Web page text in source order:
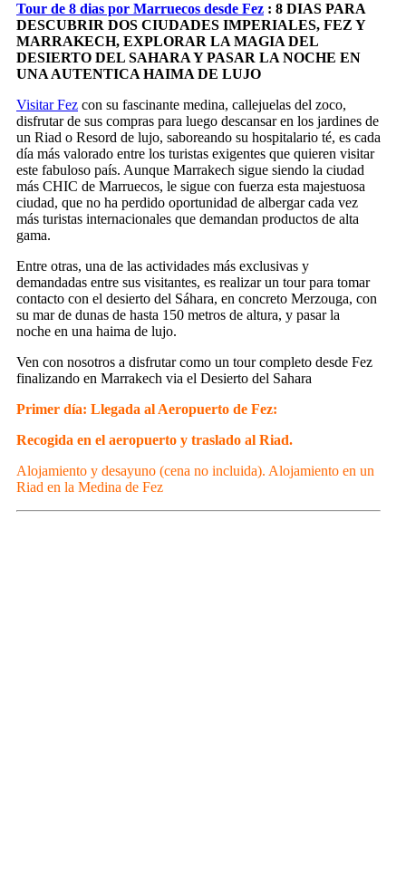
Tour de 8 dias por Marruecos desde Fez : 8 DIAS PARA
DESCUBRIR DOS CIUDADES IMPERIALES, FEZ Y
MARRAKECH, EXPLORAR LA MAGIA DEL
DESIERTO DEL SAHARA Y PASAR LA NOCHE EN
UNA AUTENTICA HAIMA DE LUJO
Visitar Fez con su fascinante medina, callejuelas del zoco,
disfrutar de sus compras para luego descansar en los jardines de
un Riad o Resord de lujo, saboreando su hospitalario té, es cada
día más valorado entre los turistas exigentes que quieren visitar
este fabuloso país. Aunque Marrakech sigue siendo la ciudad
más CHIC de Marruecos, le sigue con fuerza esta majestuosa
ciudad, que no ha perdido oportunidad de albergar cada vez
más turistas internacionales que demandan productos de alta
gama.
Entre otras, una de las actividades más exclusivas y
demandadas entre sus visitantes, es realizar un tour para tomar
contacto con el desierto del Sáhara, en concreto Merzouga, con
su mar de dunas de hasta 150 metros de altura, y pasar la
noche en una haima de lujo.
Ven con nosotros a disfrutar como un tour completo desde Fez
finalizando en Marrakech via el Desierto del Sahara
Primer día: Llegada al Aeropuerto de Fez:
Recogida en el aeropuerto y traslado al Riad.
Alojamiento y desayuno (cena no incluida). Alojamiento en un
Riad en la Medina de Fez